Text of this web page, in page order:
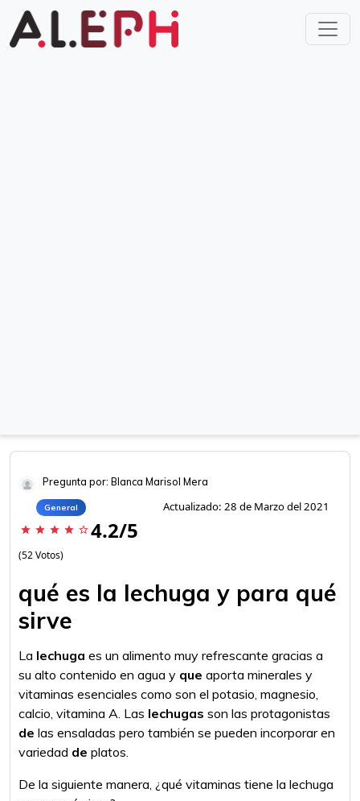
Pregunta por: Blanca Marisol Mera
General Actualizado: 28 de Marzo del 2021
star star star star star_border 4.2/5
(52 Votos)
qué es la lechuga y para qué
sirve
La lechuga es un alimento muy refrescante gracias a
su alto contenido en agua y que aporta minerales y
vitaminas esenciales como son el potasio, magnesio,
calcio, vitamina A. Las lechugas son las protagonistas
de las ensaladas pero también se pueden incorporar en
variedad de platos.
De la siguiente manera, ¿qué vitaminas tiene la lechuga